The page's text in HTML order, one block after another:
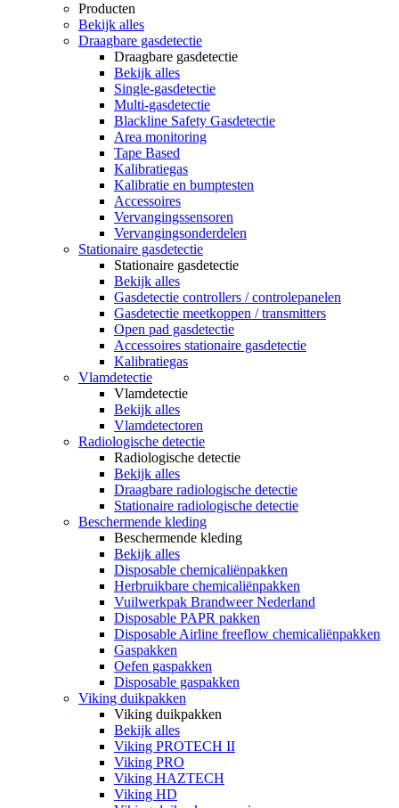
Producten
Bekijk alles
Draagbare gasdetectie
Draagbare gasdetectie
Bekijk alles
Single-gasdetectie
Multi-gasdetectie
Blackline Safety Gasdetectie
Area monitoring
Tape Based
Kalibratiegas
Kalibratie en bumptesten
Accessoires
Vervangingssensoren
Vervangingsonderdelen
Stationaire gasdetectie
Stationaire gasdetectie
Bekijk alles
Gasdetectie controllers / controlepanelen
Gasdetectie meetkoppen / transmitters
Open pad gasdetectie
Accessoires stationaire gasdetectie
Kalibratiegas
Vlamdetectie
Vlamdetectie
Bekijk alles
Vlamdetectoren
Radiologische detectie
Radiologische detectie
Bekijk alles
Draagbare radiologische detectie
Stationaire radiologische detectie
Beschermende kleding
Beschermende kleding
Bekijk alles
Disposable chemicaliënpakken
Herbruikbare chemicaliënpakken
Vuilwerkpak Brandweer Nederland
Disposable PAPR pakken
Disposable Airline freeflow chemicaliënpakken
Gaspakken
Oefen gaspakken
Disposable gaspakken
Viking duikpakken
Viking duikpakken
Bekijk alles
Viking PROTECH II
Viking PRO
Viking HAZTECH
Viking HD